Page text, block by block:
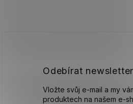
Odebírat newsletter
Vložte svůj e-mail a my
produktech na našem e-